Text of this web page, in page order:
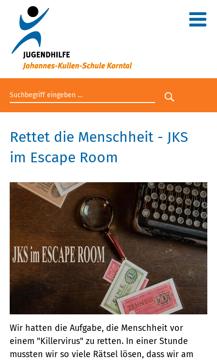
Suchbegriff eingeben
Suche
Rettet die Menschheit - JKS
im Escape Room
Wir hatten die Aufgabe, die Menschheit vor
einem "Killervirus" zu retten. In einer Stunde
mussten wir so viele Rätsel lösen, dass wir am